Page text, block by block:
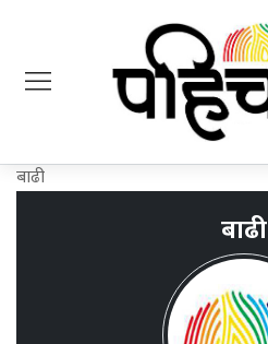
बाढी
बाढी